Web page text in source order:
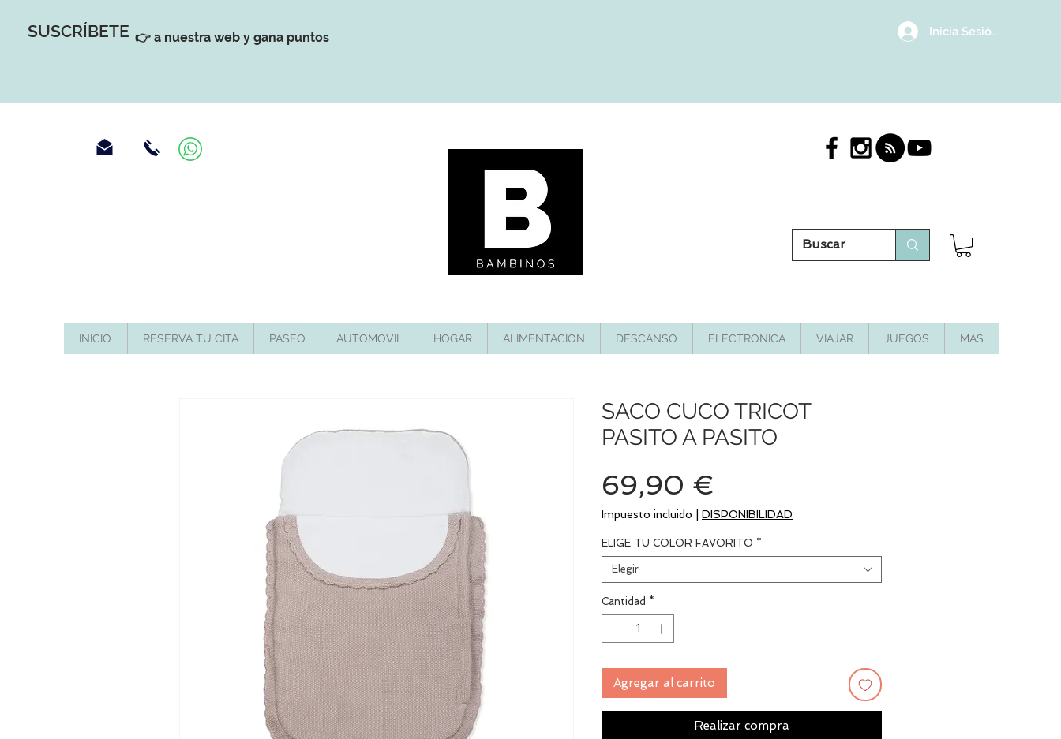
SUSCRÍBETE 👉 a nuestra web y gana puntos Inicia Sesión/
INICIO RESERVA TU CITA PASEO AUTOMOVIL HOGAR ALIMENTACION DESCANSO ELECTRONICA VIAJAR JUEGOS MAS
SACO CUCO TRICOT
PASITO A PASITO
69,90 €
Impuesto incluido DISPONIBILIDAD
ELIGE TU COLOR FAVORITO *
Elegir
Cantidad *
Agregar al carrito
Realizar compra